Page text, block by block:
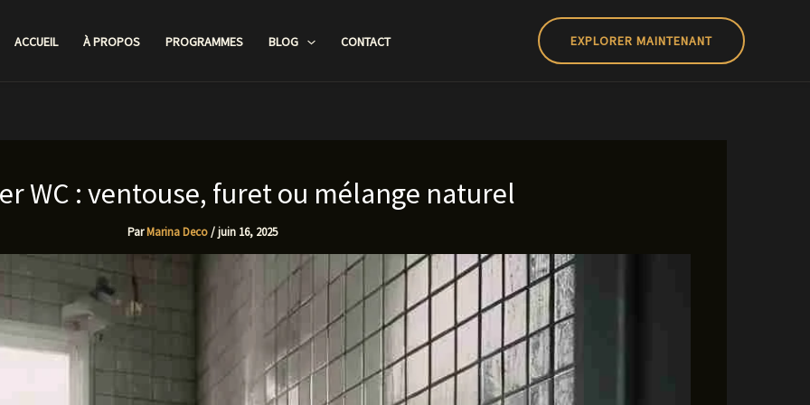
ACCUEIL À PROPOS PROGRAMMES BLOG CONTACT EXPLORER MAINTENANT
WC : ventouse, furet ou mélange naturel
ParMarina Deco/juin 16, 2025